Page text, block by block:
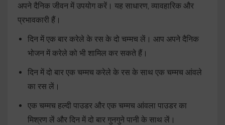
अपने दैनिक जीवन में उपयोग करें। यह साधारण, व्यावहारिक और
प्रभावकारी हैं।
दिन में एक बार करेले के रस के दो चम्मच लें। आप अपने दैनिक
भोजन में करेले को भी शामिल कर सकते हैं।
दिन में दो बार एक चम्मच करेले के रस के साथ एक चम्मच आंवले
का रस लें।
एक चम्मच हल्दी पाउडर और एक चम्मच आंवला पाउडर का
मिश्रण लें और दिन में दो बार गुनगुने पानी के साथ लें।